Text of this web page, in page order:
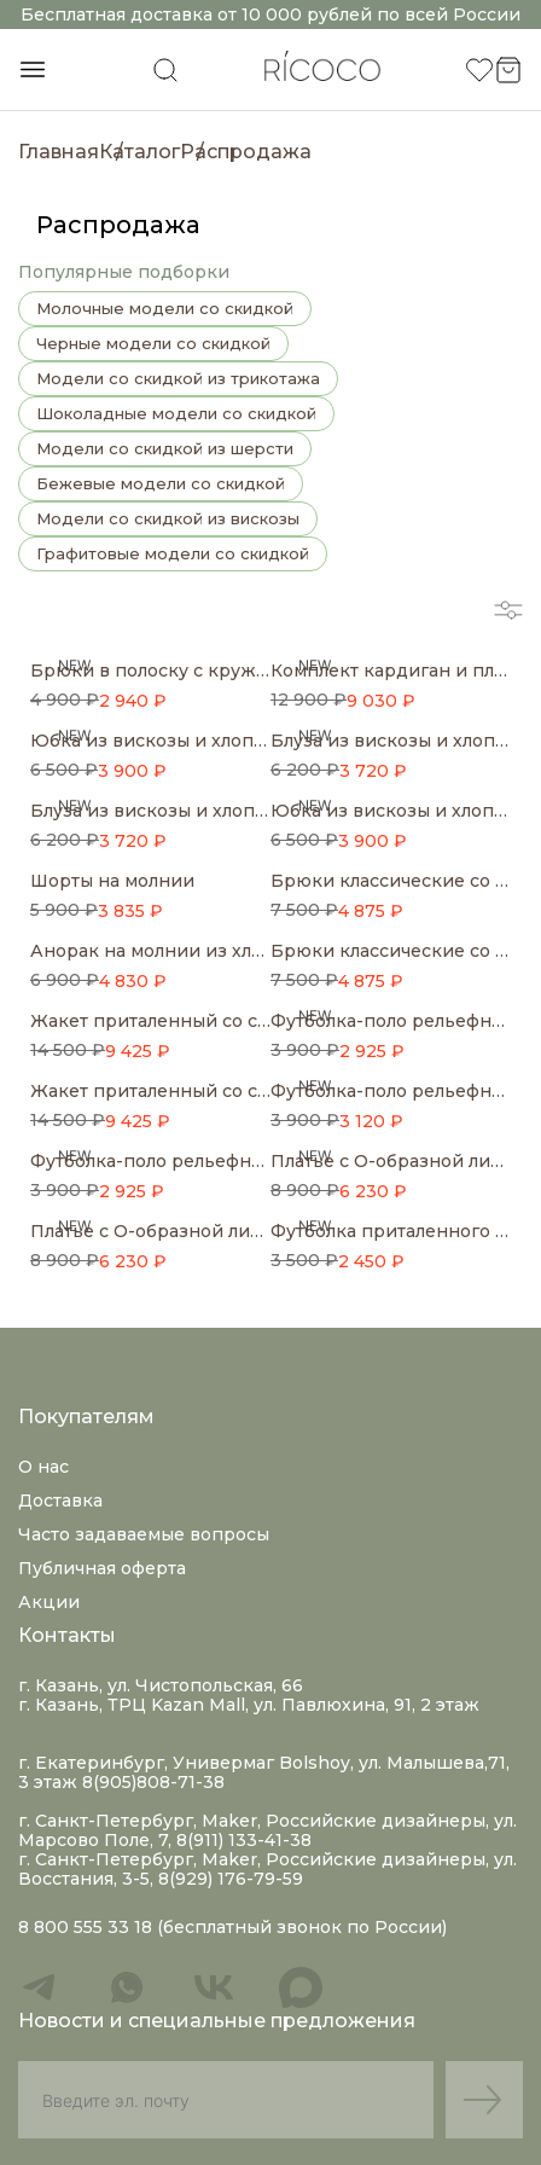
Бесплатная доставка от 10 000 рублей по всей России
ГлавнаяКаталогРаспродажа
Распродажа
Популярные подборки
Молочные модели со скидкой
Черные модели со скидкой
Модели со скидкой из трикотажа
Шоколадные модели со скидкой
Модели со скидкой из шерсти
Бежевые модели со скидкой
Модели со скидкой из вискозы
Графитовые модели со скидкой
NEW
Брюки в полоску с кружевом
2 940 ₽
4 900 ₽
NEW
Комплект кардиган и платье-майка
9 030 ₽
12 900 ₽
NEW
Юбка из вискозы и хлопка в горошек
3 900 ₽
6 500 ₽
NEW
Блуза из вискозы и хлопка в горошек
3 720 ₽
6 200 ₽
NEW
Блуза из вискозы и хлопка в горошек
3 720 ₽
6 200 ₽
NEW
Юбка из вискозы и хлопка в горошек
3 900 ₽
6 500 ₽
Шорты на молнии
3 835 ₽
5 900 ₽
Брюки классические со средней посадкой
4 875 ₽
7 500 ₽
Анорак на молнии из хлопка и нейлона
4 830 ₽
6 900 ₽
Брюки классические со средней посадкой
4 875 ₽
7 500 ₽
Жакет приталенный со смещенной застежкой
9 425 ₽
14 500 ₽
NEW
Футболка-поло рельефной вязки
2 925 ₽
3 900 ₽
Жакет приталенный со смещенной застежкой
9 425 ₽
14 500 ₽
NEW
Футболка-поло рельефной вязки
3 120 ₽
3 900 ₽
NEW
Футболка-поло рельефной вязки
2 925 ₽
3 900 ₽
NEW
Платье с О-образной линией плеча из мягкого денима
6 230 ₽
8 900 ₽
NEW
Платье с О-образной линией плеча из мягкого денима
6 230 ₽
8 900 ₽
NEW
Футболка приталенного кроя с подплечниками
2 450 ₽
3 500 ₽
Покупателям
О нас
Доставка
Часто задаваемые вопросы
Публичная оферта
Акции
Контакты
г. Казань, ул. Чистопольская, 66
г. Казань, ТРЦ Kazan Mall, ул. Павлюхина, 91, 2 этаж
г. Екатеринбург, Универмаг Bolshoy, ул. Малышева,71,
3 этаж 8(905)808-71-38
г. Санкт-Петербург, Maker, Российские дизайнеры, ул.
Марсово Поле, 7, 8(911) 133-41-38
г. Санкт-Петербург, Maker, Российские дизайнеры, ул.
Восстания, 3-5, 8(929) 176-79-59
8 800 555 33 18 (бесплатный звонок по России)
Новости и специальные предложения